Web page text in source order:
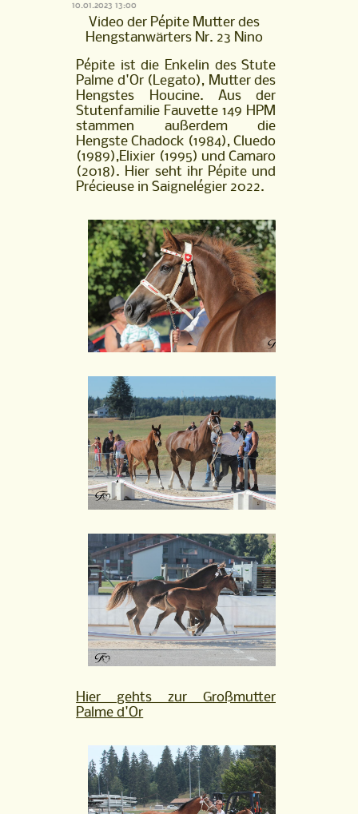
Hengstanwärters
Nr.
23
Nino
10.01.2023 13:00
Video der Pépite Mutter des
Hengstanwärters Nr. 23 Nino
Pépite ist die Enkelin des Stute
Palme d'Or (Legato), Mutter des
Hengstes Houcine. Aus der
Stutenfamilie Fauvette 149 HPM
stammen außerdem die
Hengste Chadock (1984), Cluedo
(1989),Elixier (1995) und Camaro
(2018). Hier seht ihr Pépite und
Précieuse in Saignelégier 2022.
Hier gehts zur Großmutter
Palme d'Or